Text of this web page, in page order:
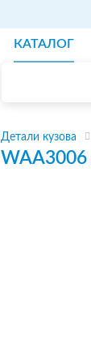
КАТАЛОГ
Детали кузова
WAA3006